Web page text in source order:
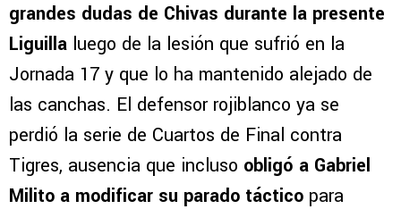
grandes dudas de Chivas durante la presente
Liguilla luego de la lesión que sufrió en la
Jornada 17 y que lo ha mantenido alejado de
las canchas. El defensor rojiblanco ya se
perdió la serie de Cuartos de Final contra
Tigres, ausencia que incluso obligó a Gabriel
Milito a modificar su parado táctico para